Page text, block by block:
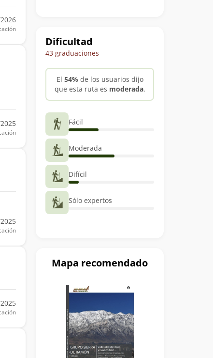
Dificultad
43 graduaciones
El 54% de los usuarios dijo
que esta ruta es moderada.
Fácil
Moderada
Difícil
Sólo expertos
Mapa recomendado